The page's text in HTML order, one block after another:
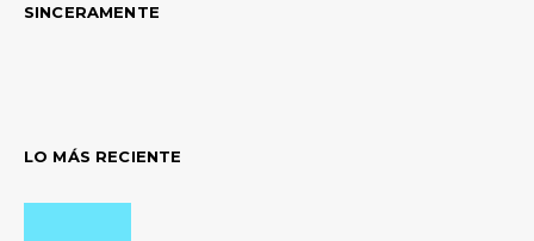
SINCERAMENTE
LO MÁS RECIENTE